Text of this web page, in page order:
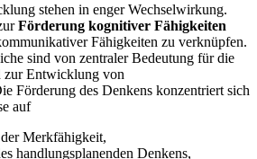
stehen in enger Wechselwirkung.
Förderung kognitiver Fähigkeiten
Fähigkeiten zu verknüpfen.
sind von zentraler Bedeutung für die
zur Entwicklung von
Förderung des Denkens konzentriert sich
auf
Merkfähigkeit,
handlungsplanenden Denkens,